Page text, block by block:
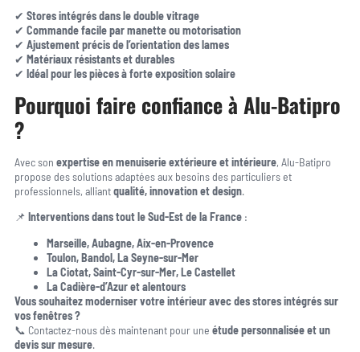
✔ Stores intégrés dans le double vitrage
✔ Commande facile par manette ou motorisation
✔ Ajustement précis de l’orientation des lames
✔ Matériaux résistants et durables
✔ Idéal pour les pièces à forte exposition solaire
Pourquoi faire confiance à Alu-Batipro
?
Avec son expertise en menuiserie extérieure et intérieure, Alu-Batipro
propose des solutions adaptées aux besoins des particuliers et
professionnels, alliantqualité, innovation et design.
📌 Interventions dans tout le Sud-Est de la France:
Marseille, Aubagne, Aix-en-Provence
Toulon, Bandol, La Seyne-sur-Mer
La Ciotat, Saint-Cyr-sur-Mer, Le Castellet
La Cadière-d’Azur et alentours
Vous souhaitez moderniser votre intérieur avec des stores intégrés sur
vos fenêtres ?
📞 Contactez-nous dès maintenant pour une étude personnalisée et un
devis sur mesure.